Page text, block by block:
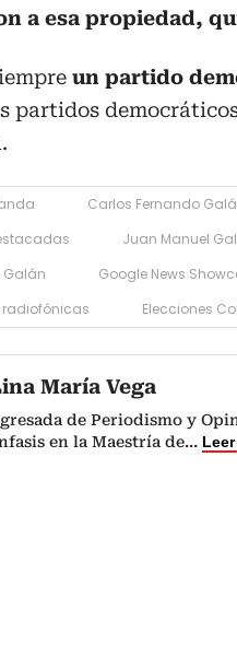
a esa propiedad,
un partido
partidos
Carlos Fernando
Juan Manuel
Galán
Google News
radiofónicas
Elecciones
María Vega
de Periodismo y
en la Maestría de...